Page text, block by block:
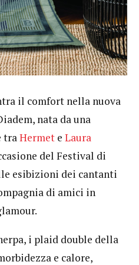
il comfort nella nuova
nata da una
traHermet eLaura
del Festival di
esibizioni dei cantanti
di amici in
i plaid double della
e calore,